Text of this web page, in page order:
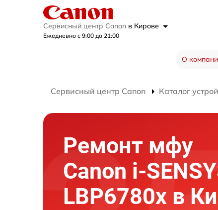
Сервисный центр Canon в Кирове
Ежедневно с 9:00 до 21:00
О
Сервисный центр Canon Каталог
Ремонт мфу
Canon i-
LBP6780x в